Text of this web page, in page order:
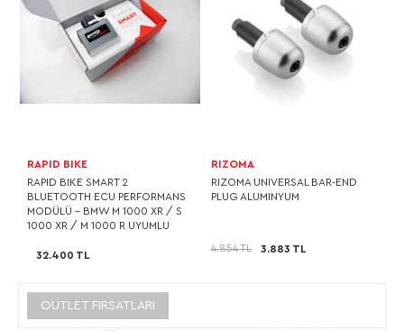
RAPID BIKE
RAPID BIKE SMART 2
BLUETOOTH ECU PERFORMANS
MODÜLÜ – BMW M 1000 XR / S
1000 XR / M 1000 R UYUMLU
32.400 TL
RIZOMA
RIZOMA UNIVERSAL BAR-END
PLUG ALUMINYUM
4.854 TL 3.883 TL
OUTLET FIRSATLARI